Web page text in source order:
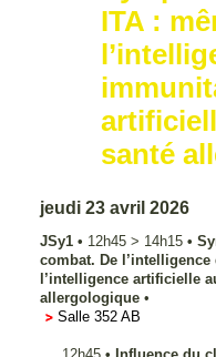
ITA :
santé
jeudi 23 avril 2026
JSy1 • 12h45 > 14h15 •
combat. De
l’intelligence artificielle
allergologique •
Salle 352 AB